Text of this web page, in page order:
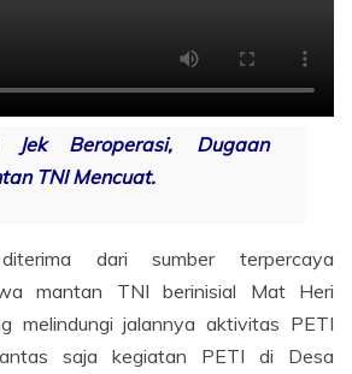
Jek Beroperasi, Dugaan
TNI Mencuat.
dari sumber terpercaya
mantan TNI berinisial Mat Heri
melindungi jalannya aktivitas PETI
saja kegiatan PETI di Desa